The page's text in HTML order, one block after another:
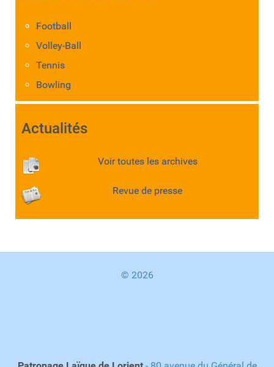
Football
Volley-Ball
Tennis
Bowling
Actualités
Voir toutes les archives
Revue de presse
© 2026